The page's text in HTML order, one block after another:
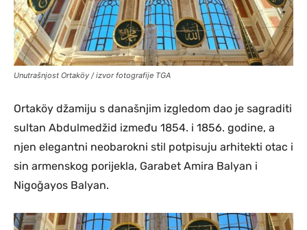
Unutrašnjost Ortaköy / izvor fotografije TGA
Ortaköy džamiju s današnjim izgledom dao je sagraditi
sultan Abdulmedžid između 1854. i 1856. godine, a
njen elegantni neobarokni stil potpisuju arhitekti otac i
sin armenskog porijekla, Garabet Amira Balyan i
Nigoğayos Balyan.